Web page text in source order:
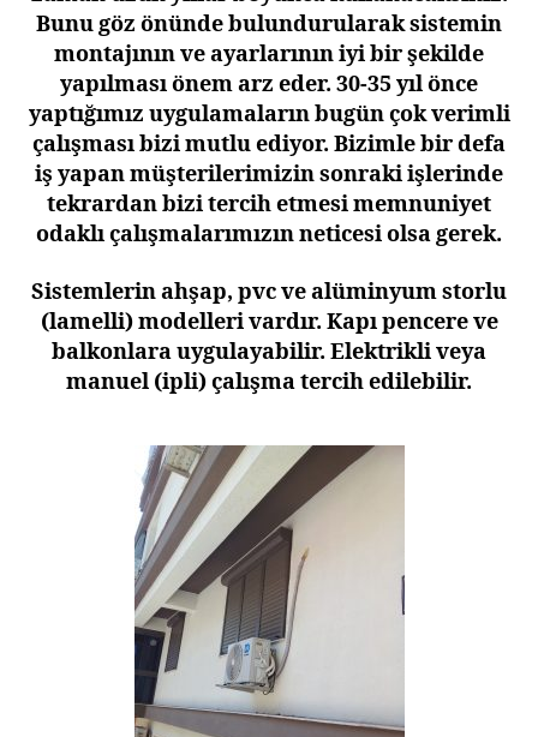
Bunu göz önünde bulundurularak sistemin
montajının ve ayarlarının iyi bir şekilde
yapılması önem arz eder. 30-35 yıl önce
yaptığımız uygulamaların bugün çok verimli
çalışması bizi mutlu ediyor. Bizimle bir defa
iş yapan müşterilerimizin sonraki işlerinde
tekrardan bizi tercih etmesi memnuniyet
odaklı çalışmalarımızın neticesi olsa gerek.
Sistemlerin ahşap, pvc ve alüminyum storlu
(lamelli) modelleri vardır. Kapı pencere ve
balkonlara uygulayabilir. Elektrikli veya
manuel (ipli) çalışma tercih edilebilir.